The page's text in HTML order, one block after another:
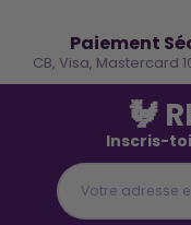
Paiement
CB, Visa, Mastercard
🐓
Inscris-